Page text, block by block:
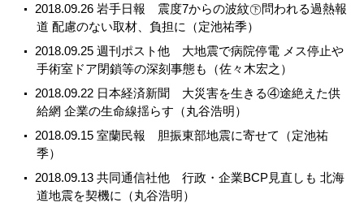
2018.09.26 岩手日報 震度7からの波紋㊦問われる過熱報
道 配慮のない取材、負担に（定池祐季）
2018.09.25 週刊ポスト他 大地震で病院停電 メス停止や
手術室ドア閉鎖等の深刻事態も（佐々木宏之）
2018.09.22 日本経済新聞 大災害を生きる④途絶えた供
給網 企業の生命線揺らす（丸谷浩明）
2018.09.15 室蘭民報 胆振東部地震に寄せて（定池祐
季）
2018.09.13 共同通信社他 行政・企業BCP見直しも 北海
道地震を契機に（丸谷浩明）